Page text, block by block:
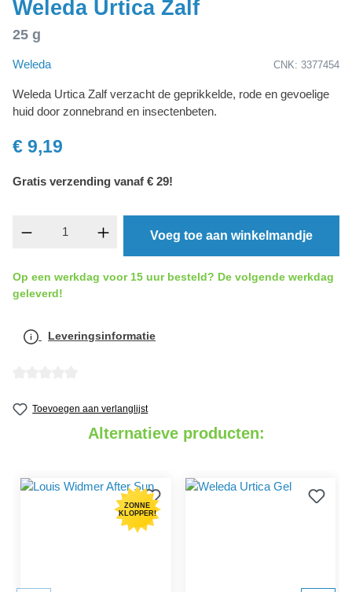
Weleda Urtica Zalf
25 g
Weleda CNK: 3377454
Weleda Urtica Zalf verzacht de geprikkelde, rode en gevoelige
huid door zonnebrand en insectenbeten.
€ 9,19
Gratis verzending vanaf € 29!
component.product.quantitySelect.legend
Voeg toe aan winkelmandje
Op een werkdag voor 15 uur besteld? De volgende werkdag
geleverd!
Leveringsinformatie
Toevoegen aan verlanglijst
Alternatieve producten:
ZONNE
KLOPPER!